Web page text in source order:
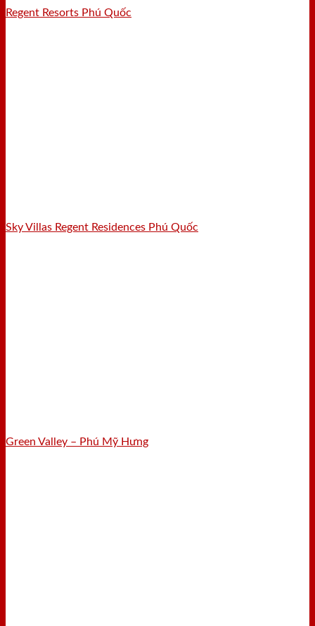
Regent Resorts Phú Quốc
Sky Villas Regent Residences Phú Quốc
Green Valley – Phú Mỹ Hưng